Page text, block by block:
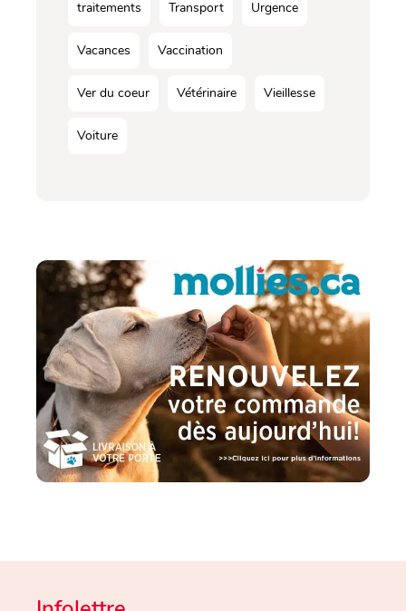
traitements Transport Urgence
Vacances Vaccination
Ver du coeur Vétérinaire Vieillesse
Voiture